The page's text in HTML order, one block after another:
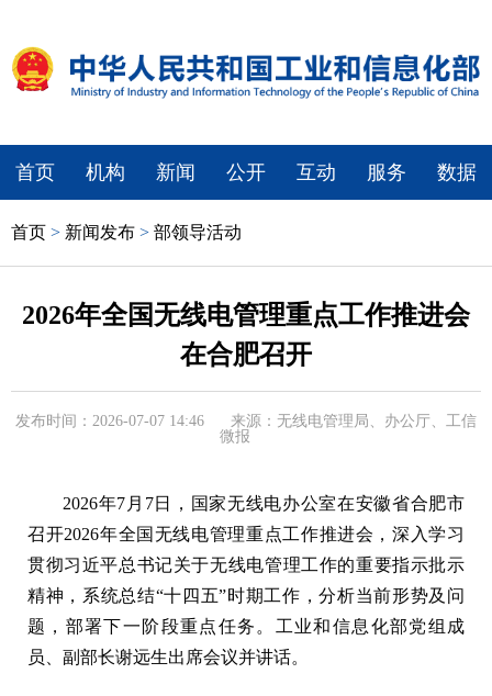
首页 机构 新闻 公开 互动 服务 数据
首页 > 新闻发布 > 部领导活动
2026年全国无线电管理重点工作推进会
在合肥召开
发布时间：2026-07-07 14:46
来源：无线电管理局、办公厅、工信
微报
2026年7月7日，国家无线电办公室在安徽省合肥市
召开2026年全国无线电管理重点工作推进会，深入学习
贯彻习近平总书记关于无线电管理工作的重要指示批示
精神，系统总结“十四五”时期工作，分析当前形势及问
题，部署下一阶段重点任务。工业和信息化部党组成
员、副部长谢远生出席会议并讲话。